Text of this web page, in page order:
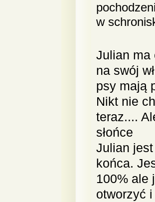
w
Julian ma
na swój
psy mają
Nikt nie
teraz....
słońce
Julian
końca.
100% ale
otworzyć